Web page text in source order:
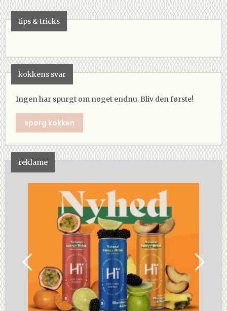
tips & tricks
kokkens svar
Ingen har spurgt om noget endnu. Bliv den første!
spørg kokken
reklame